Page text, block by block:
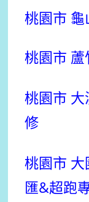
桃園市
桃園市
桃園市
修
桃園市
匯&超跑